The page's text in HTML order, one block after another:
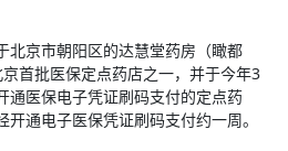
北京市朝阳区的达慧堂药房（瞰都
首批医保定点药店之一，并于今年3
通医保电子凭证刷码支付的定点药
通电子医保凭证刷码支付约一周。